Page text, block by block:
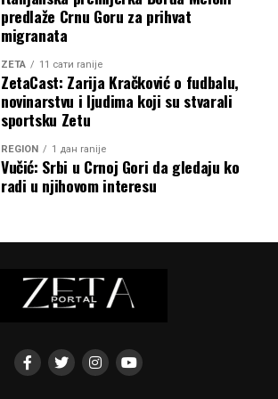
predlaže Crnu Goru za prihvat
migranata
ZETA 11 сати ranije
ZetaCast: Zarija Kračković o fudbalu,
novinarstvu i ljudima koji su stvarali
sportsku Zetu
REGION 1 дан ranije
Vučić: Srbi u Crnoj Gori da gledaju ko
radi u njihovom interesu